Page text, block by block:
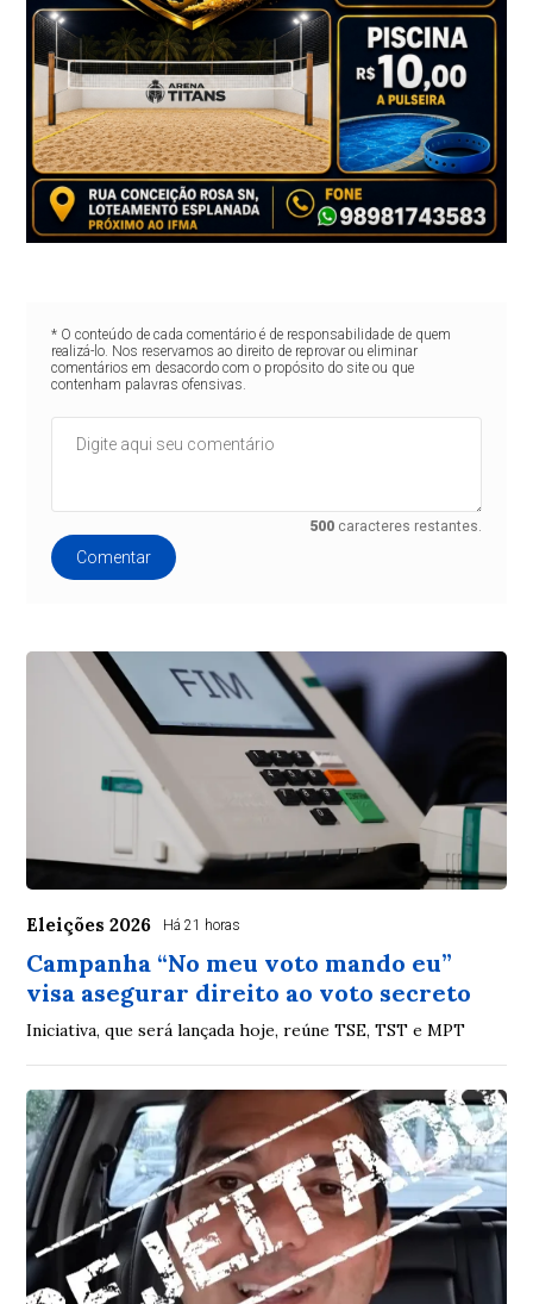
* O conteúdo de cada comentário é de responsabilidade de quem
realizá-lo. Nos reservamos ao direito de reprovar ou eliminar
comentários em desacordo com o propósito do site ou que
contenham palavras ofensivas.
500 caracteres restantes.
Comentar
Eleições 2026 Há 21 horas
Campanha “No meu voto mando eu”
visa asegurar direito ao voto secreto
Iniciativa, que será lançada hoje, reúne TSE, TST e MPT